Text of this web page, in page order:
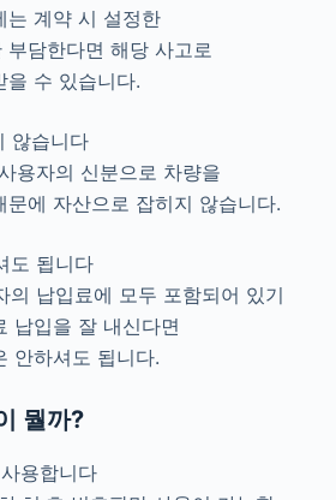
는 계약 시 설정한
부담한다면 해당 사고로
을 수 있습니다.
않습니다
용자의 신분으로 차량을
에 자산으로 잡히지 않습니다.
도 됩니다
의 납입료에 모두 포함되어 있기
납입을 잘 내신다면
안하셔도 됩니다.
뭘까?
용합니다